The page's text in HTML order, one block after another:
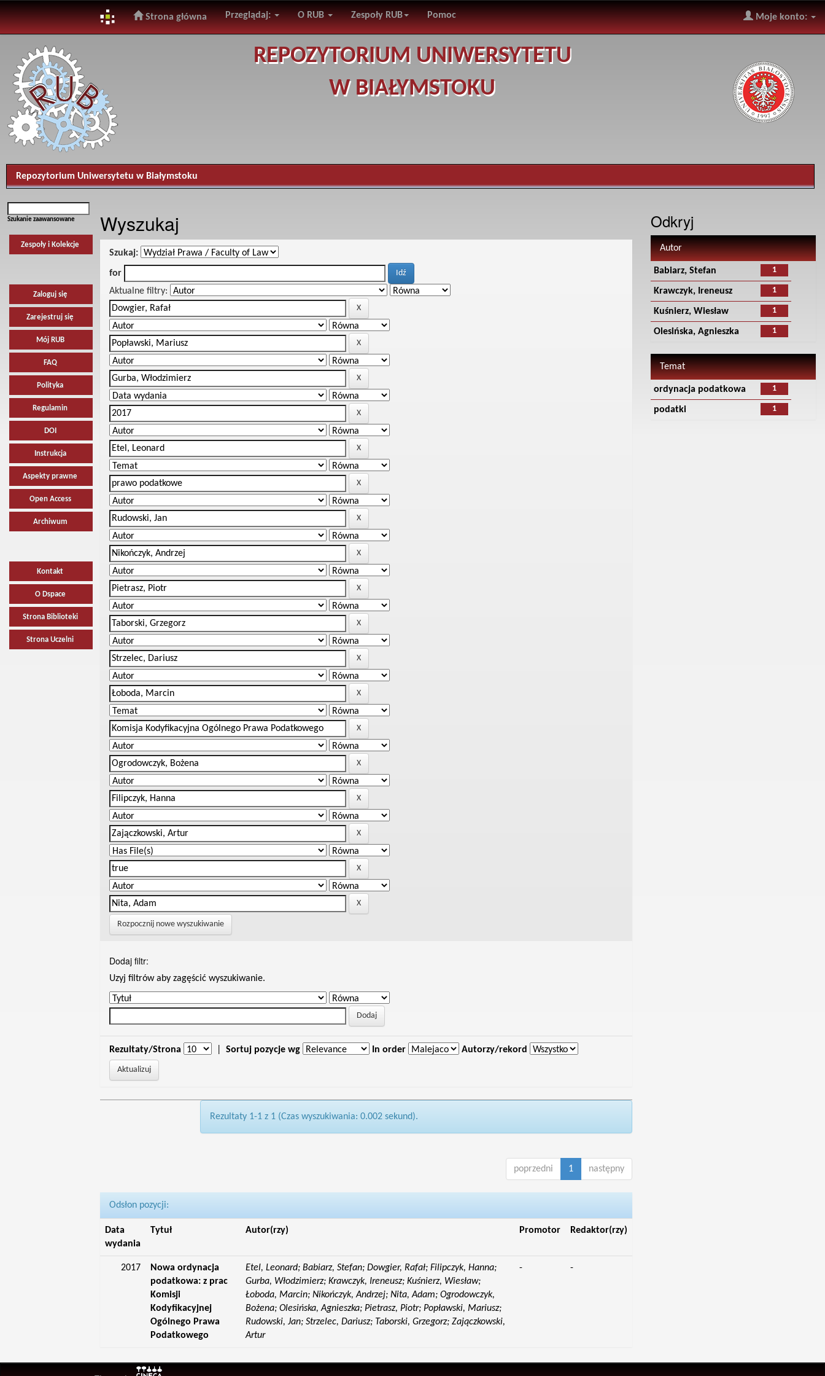
navigation
Strona główna Przeglądaj: O RUB Zespoły RUB Pomoc Moje konto:
REPOZYTORIUM UNIWERSYTETU
W BIAŁYMSTOKU
Repozytorium Uniwersytetu w Białymstoku
Szukanie zaawansowane
Zespoły i Kolekcje
Zaloguj się
Zarejestruj się
Mój RUB
FAQ
Polityka
Regulamin
DOI
Instrukcja
Aspekty prawne
Open Access
Archiwum
Kontakt
O Dspace
Strona Biblioteki
Strona Uczelni
Wyszukaj
Szukaj:
for
Aktualne filtry:
Rozpocznij nowe wyszukiwanie
Dodaj filtr:
Uzyj filtrów aby zagęścić wyszukiwanie.
Rezultaty/Strona Sortuj pozycje wg In order Autorzy/rekord
Rezultaty 1-1 z 1 (Czas wyszukiwania: 0.002 sekund).
poprzedni 1 następny
Odsłon pozycji:
Data
wydania
Tytuł Autor(rzy) Promotor Redaktor(rzy)
2017
Nowa ordynacja
podatkowa: z prac
Komisji
Kodyfikacyjnej
Ogólnego Prawa
Podatkowego
Etel, Leonard; Babiarz, Stefan; Dowgier, Rafał; Filipczyk, Hanna;
Gurba, Włodzimierz; Krawczyk, Ireneusz; Kuśnierz, Wiesław;
Łoboda, Marcin; Nikończyk, Andrzej; Nita, Adam; Ogrodowczyk,
Bożena; Olesińska, Agnieszka; Pietrasz, Piotr; Popławski, Mariusz;
Rudowski, Jan; Strzelec, Dariusz; Taborski, Grzegorz; Zajączkowski,
Artur
- -
Odkryj
Autor
1
Babiarz, Stefan
1
Krawczyk, Ireneusz
1
Kuśnierz, Wiesław
1
Olesińska, Agnieszka
Temat
1
ordynacja podatkowa
1
podatki